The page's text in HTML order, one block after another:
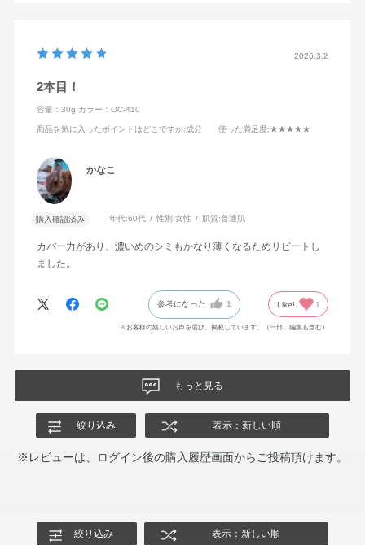
2026.3.2
2本目！
容量：30g カラー：OC-410
商品を気に入ったポイントはどこですか:成分 使った満足度:★★★★★
かなこ
購入確認済み 年代:60代 性別:女性 肌質:普通肌
カバー力があり、濃いめのシミもかなり薄くなるためリピートし
ました。
参考になった 1 Like! 1
※お客様の嬉しいお声を選び、掲載しています。（一部、編集も含む）
もっと見る
絞り込み 表示：新しい順
※レビューは、ログイン後の購入履歴画面からご投稿頂けます。
絞り込み 表示：新しい順